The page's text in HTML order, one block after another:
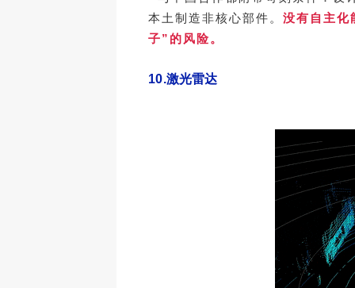
本土制造非核心部件。 没有自主化
子”的风险。
10.激光雷达